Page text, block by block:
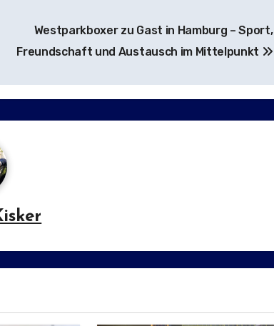
Westparkboxer zu Gast in Hamburg – Sport,
Freundschaft und Austausch im Mittelpunkt